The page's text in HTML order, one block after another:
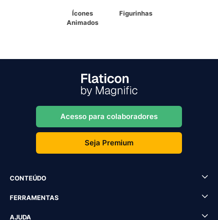
Ícones
Animados
Figurinhas
Acesso para colaboradores
Seja Premium
CONTEÚDO
FERRAMENTAS
AJUDA